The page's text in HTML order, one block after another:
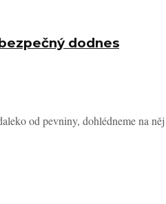
dodnes
od pevniny, dohlédneme na